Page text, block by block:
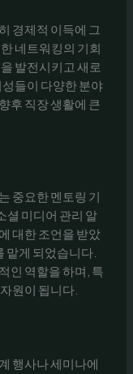
경제적 이득에 그
네트워킹의 기회
발전시키고 새로
들이 다양한 분야
후 직장 생활에 큰
중요한 멘토링 기
셜 미디어 관리 알
대한 조언을 받았
맡게 되었습니다.
인 역할을 하며, 특
원이 됩니다.
행사나 세미나에